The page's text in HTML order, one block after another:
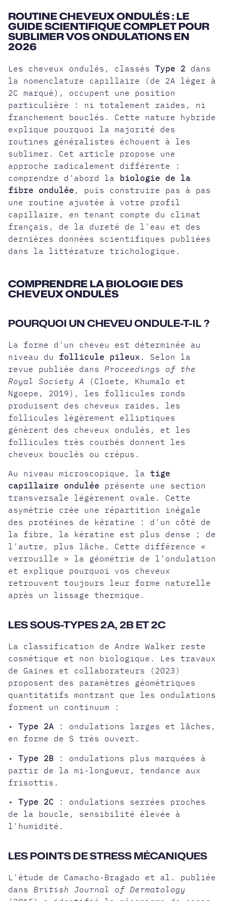
ROUTINE CHEVEUX ONDULÉS : LE
GUIDE SCIENTIFIQUE COMPLET POUR
SUBLIMER VOS ONDULATIONS EN
2026
Les cheveux ondulés, classésType 2 dans
la nomenclature capillaire (de 2A léger à
2C marqué), occupent une position
particulière : ni totalement raides, ni
franchement bouclés. Cette nature hybride
explique pourquoi la majorité des
routines généralistes échouent à les
sublimer. Cet article propose une
approche radicalement différente :
comprendre d'abord la biologie de la
fibre ondulée , puis construire pas à pas
une routine ajustée à votre profil
capillaire, en tenant compte du climat
français, de la dureté de l'eau et des
dernières données scientifiques publiées
dans la littérature trichologique.
COMPRENDRE LA BIOLOGIE DES
CHEVEUX ONDULÉS
POURQUOI UN CHEVEU ONDULE-T-IL ?
La forme d'un cheveu est déterminée au
niveau du follicule pileux . Selon la
revue publiée dans Proceedings of the
Royal Society A
(Cloete, Khumalo et
Ngoepe, 2019), les follicules ronds
produisent des cheveux raides, les
follicules légèrement elliptiques
génèrent des cheveux ondulés, et les
follicules très courbés donnent les
cheveux bouclés ou crépus.
Au niveau microscopique, latige
capillaire ondulée présente une section
transversale légèrement ovale. Cette
asymétrie crée une répartition inégale
des protéines de kératine : d'un côté de
la fibre, la kératine est plus dense ; de
l'autre, plus lâche. Cette différence «
verrouille » la géométrie de l'ondulation
et explique pourquoi vos cheveux
retrouvent toujours leur forme naturelle
après un lissage thermique.
LES SOUS-TYPES 2A, 2B ET 2C
La classification de Andre Walker reste
cosmétique et non biologique. Les travaux
de Gaines et collaborateurs (2023)
proposent des paramètres géométriques
quantitatifs montrant que les ondulations
forment un continuum :
•Type 2A : ondulations larges et lâches,
en forme de S très ouvert.
•Type 2B : ondulations plus marquées à
partir de la mi-longueur, tendance aux
frisottis.
•Type 2C : ondulations serrées proches
de la boucle, sensibilité élevée à
l'humidité.
LES POINTS DE STRESS MÉCANIQUES
L'étude de Camacho-Bragado et al. publiée
dans British Journal of Dermatology